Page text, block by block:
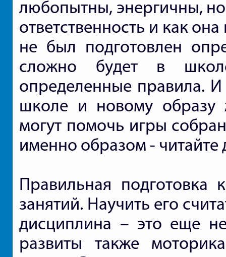
любопытны, энергичны,
ответственность и как
не был подготовлен
сложно будет в
определенные правила.
школе и новому образу
могут помочь игры
именно образом - читайте
Правильная
занятий. Научить его
дисциплина – это еще
развиты также